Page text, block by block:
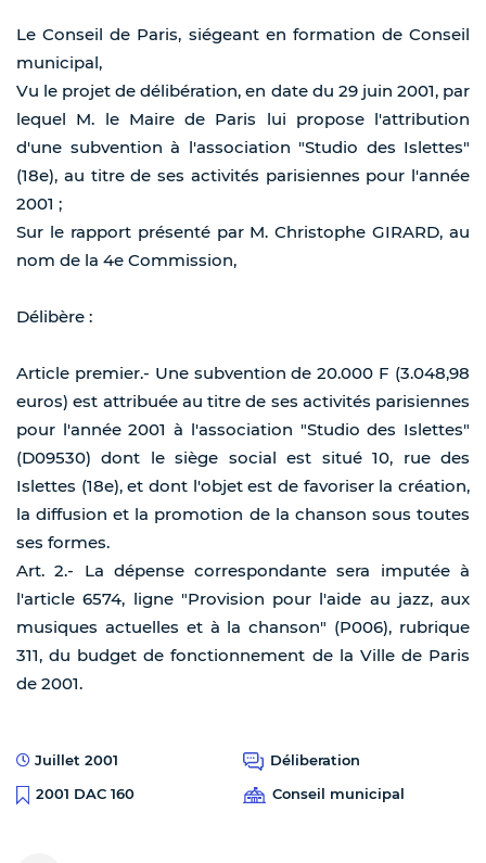
Le Conseil de Paris, siégeant en formation de Conseil
municipal,
Vu le projet de délibération, en date du 29 juin 2001, par
lequel M. le Maire de Paris lui propose l'attribution
d'une subvention à l'association "Studio des Islettes"
(18e), au titre de ses activités parisiennes pour l'année
2001 ;
Sur le rapport présenté par M. Christophe GIRARD, au
nom de la 4e Commission,
Délibère :
Article premier.- Une subvention de 20.000 F (3.048,98
euros) est attribuée au titre de ses activités parisiennes
pour l'année 2001 à l'association "Studio des Islettes"
(D09530) dont le siège social est situé 10, rue des
Islettes (18e), et dont l'objet est de favoriser la création,
la diffusion et la promotion de la chanson sous toutes
ses formes.
Art. 2.- La dépense correspondante sera imputée à
l'article 6574, ligne "Provision pour l'aide au jazz, aux
musiques actuelles et à la chanson" (P006), rubrique
311, du budget de fonctionnement de la Ville de Paris
de 2001.
Juillet 2001
Déliberation
2001 DAC 160
Conseil municipal